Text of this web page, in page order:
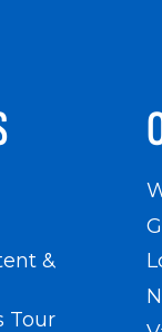
&
Tour